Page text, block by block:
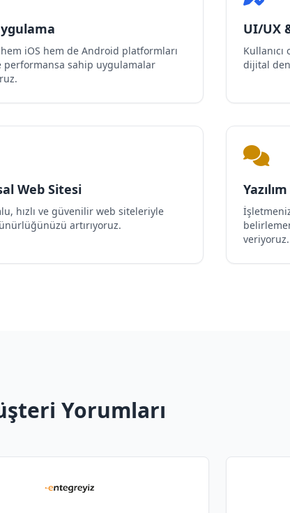
iOS hem de Android platformları
performansa sahip uygulamalar
UI/UX
dijital
Web Sitesi
hızlı ve güvenilir web siteleriyle
artırıyoruz.
veriyoruz.
Yorumları